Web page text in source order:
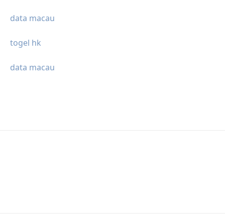
data macau
togel hk
data macau